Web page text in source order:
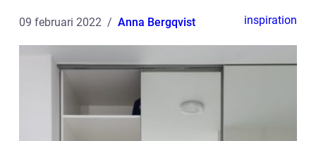
09 februari 2022 Anna Bergqvist inspiration